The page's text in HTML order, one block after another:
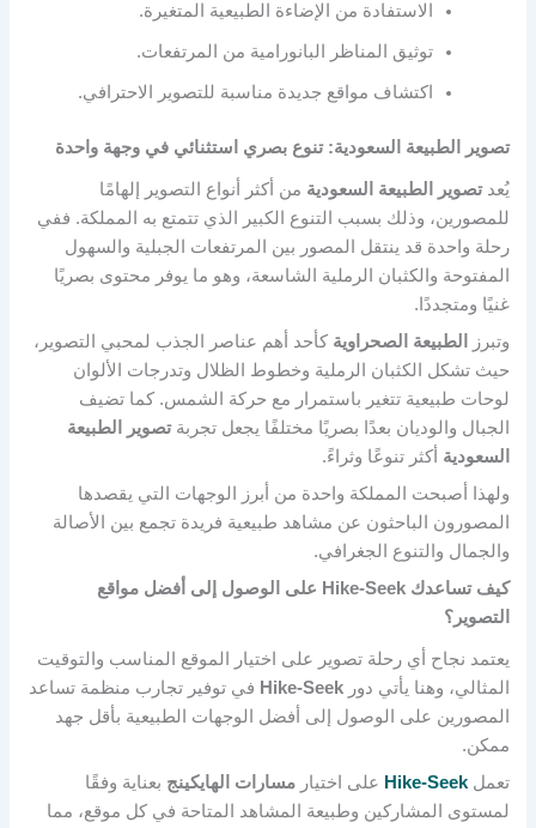
الاستفادة من الإضاءة الطبيعية المتغيرة.
توثيق المناظر البانورامية من المرتفعات.
اكتشاف مواقع جديدة مناسبة للتصوير الاحترافي.
تصوير الطبيعة السعودية: تنوع بصري استثنائي في وجهة واحدة
يُعدتصوير الطبيعة السعودية من أكثر أنواع التصوير إلهامًا
للمصورين، وذلك بسبب التنوع الكبير الذي تتمتع به المملكة. ففي
رحلة واحدة قد ينتقل المصور بين المرتفعات الجبلية والسهول
المفتوحة والكثبان الرملية الشاسعة، وهو ما يوفر محتوى بصريًا
غنيًا ومتجددًا.
وتبرز
الطبيعة الصحراوية كأحد أهم عناصر الجذب لمحبي التصوير،
حيث تشكل الكثبان الرملية وخطوط الظلال وتدرجات الألوان
لوحات طبيعية تتغير باستمرار مع حركة الشمس. كما تضيف
الجبال والوديان بعدًا بصريًا مختلفًا يجعل تجربةتصوير الطبيعة
السعودية أكثر تنوعًا وثراءً.
ولهذا أصبحت المملكة واحدة من أبرز الوجهات التي يقصدها
المصورون الباحثون عن مشاهد طبيعية فريدة تجمع بين الأصالة
والجمال والتنوع الجغرافي.
كيف تساعدك Hike-Seek على الوصول إلى أفضل مواقع
التصوير؟
يعتمد نجاح أي رحلة تصوير على اختيار الموقع المناسب والتوقيت
المثالي، وهنا يأتي دورHike-Seek في توفير تجارب منظمة تساعد
المصورين على الوصول إلى أفضل الوجهات الطبيعية بأقل جهد
ممكن.
تعملHike-Seek على اختيارمسارات الهايكينج بعناية وفقًا
لمستوى المشاركين وطبيعة المشاهد المتاحة في كل موقع، مما